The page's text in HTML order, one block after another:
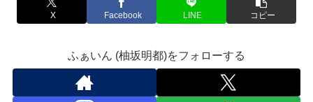
X Facebook LINE コピー
ふぁいん (柚坂明都)をフォローする